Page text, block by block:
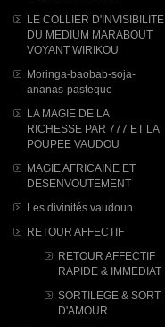
LE COLLIER D'INVISIBILITE
DU MEDIUM MARABOUT
VOYANT WIRIKOU
Moringa-baobab-soja-
ananas-pasteque
LA MAGIE DE LA
RICHESSE PAR 777 ET LA
POUPEE VAUDOU
MAGIE AFRICAINE ET
DESENVOUTEMENT
Les divinités vaudoun
RETOUR AFFECTIF
RETOUR AFFECTIF
RAPIDE & IMMEDIAT
SORTILEGE & SORT
D'AMOUR